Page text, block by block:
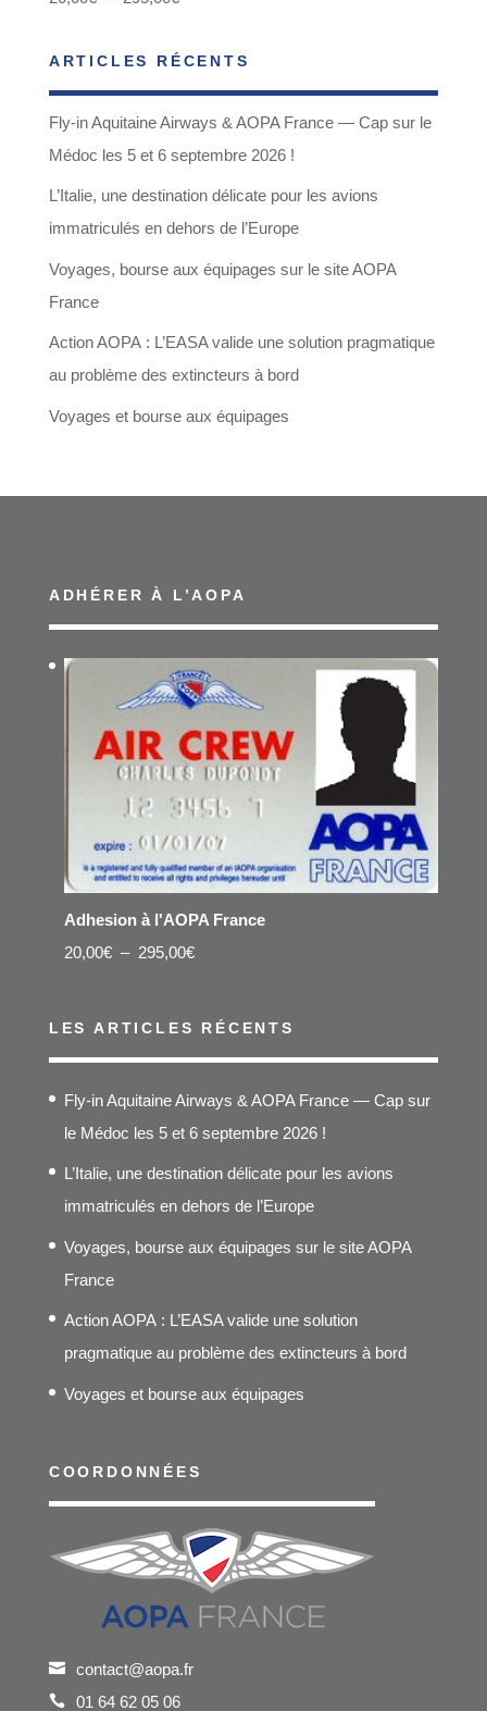
prix :
20,00€
à
295,00€
ARTICLES RÉCENTS
Fly-in Aquitaine Airways & AOPA France — Cap sur le
Médoc les 5 et 6 septembre 2026 !
L’Italie, une destination délicate pour les avions
immatriculés en dehors de l’Europe
Voyages, bourse aux équipages sur le site AOPA
France
Action AOPA : L’EASA valide une solution pragmatique
au problème des extincteurs à bord
Voyages et bourse aux équipages
ADHÉRER À L’AOPA
Adhesion à l'AOPA France
20,00€ – 295,00€Plage
prix :
295,00€
LES ARTICLES RÉCENTS
Fly-in Aquitaine Airways & AOPA France — Cap sur
le Médoc les 5 et 6 septembre 2026 !
L’Italie, une destination délicate pour les avions
immatriculés en dehors de l’Europe
Voyages, bourse aux équipages sur le site AOPA
France
Action AOPA : L’EASA valide une solution
pragmatique au problème des extincteurs à bord
Voyages et bourse aux équipages
COORDONNÉES
contact@aopa.fr
01 64 62 05 06